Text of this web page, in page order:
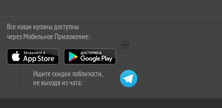
Все наши купоны доступны
через Мобильное Приложение:
Ищите скидки поблизости,
не выходя из чата: